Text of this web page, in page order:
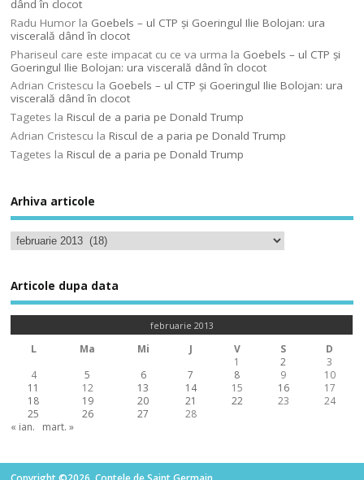
dând în clocot
Radu Humor la Goebels – ul CTP şi Goeringul Ilie Bolojan: ura
viscerală dând în clocot
Phariseul care este impacat cu ce va urma la Goebels – ul CTP şi
Goeringul Ilie Bolojan: ura viscerală dând în clocot
Adrian Cristescu la Goebels – ul CTP şi Goeringul Ilie Bolojan: ura
viscerală dând în clocot
Tagetes laRiscul de a paria pe Donald Trump
Adrian Cristescu laRiscul de a paria pe Donald Trump
Tagetes laRiscul de a paria pe Donald Trump
Arhiva articole
Articole dupa data
februarie 2013
L Ma Mi J V S
D
1
2
3
4
5 6 7 8 9
10
11
12 13 14 15 16
17
18
19 20 21 22 23
24
25
26 27
28
« ian.
mart. »